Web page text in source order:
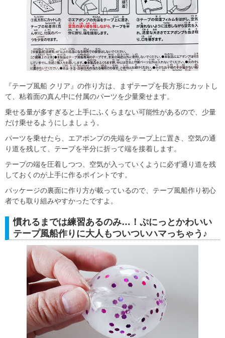
『テープ風船 クリア』の作り方は、まずテープを長方形にカットし
て、粘着面の真ん中に付属のパーツを少量乗せます。
乗せる量が多すぎると上手にふくらまない可能性があるので、少量
だけ乗せるようにしましょう。
パーツを乗せたら、エアポンプの先端をテープ上に置き、空気の通
り道を残して、テープを半分に折って端を接着します。
テープの端を圧着しつつ、空気が入っていくように必ず通り道を残
しておくのが上手に作るポイントです。
パッケージの裏面に作り方が載っているので、テープ風船作り初心
者でも取り組みやすかったですよ。
慣れるまでは練習あるのみ…！ぷにっとかわいい
テープ風船作りに大人もついついハマっちゃう♪